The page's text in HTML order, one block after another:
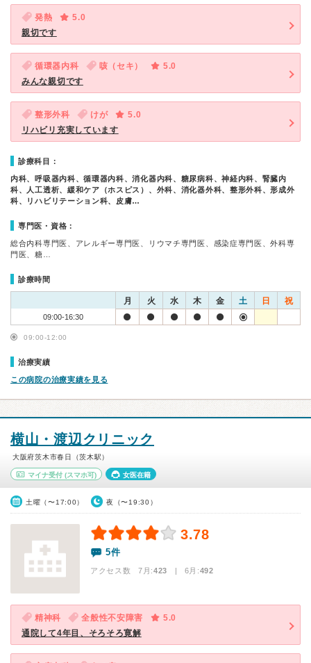
発熱
5.0
親切です
循環器内科 咳（セキ）
5.0
みんな親切です
整形外科 けが
5.0
リハビリ充実しています
診療科目：
内科、呼吸器内科、循環器内科、消化器内科、糖尿病科、神経内科、腎臓内
科、人工透析、緩和ケア（ホスピス）、外科、消化器外科、整形外科、形成外
科、リハビリテーション科、皮膚…
専門医・資格：
総合内科専門医、アレルギー専門医、リウマチ専門医、感染症専門医、外科専
門医、糖…
診療時間
月 火 水 木 金 土 日 祝
09:00-16:30
09:00-12:00
治療実績
この病院の治療実績を見る
横山・渡辺クリニック
大阪府茨木市春日（茨木駅）
マイナ受付 (スマホ可) 女医在籍
土曜（〜17:00） 夜（〜19:30）
3.78
5件
アクセス数 7月:423 | 6月:492
精神科 全般性不安障害
5.0
通院して4年目、そろそろ寛解